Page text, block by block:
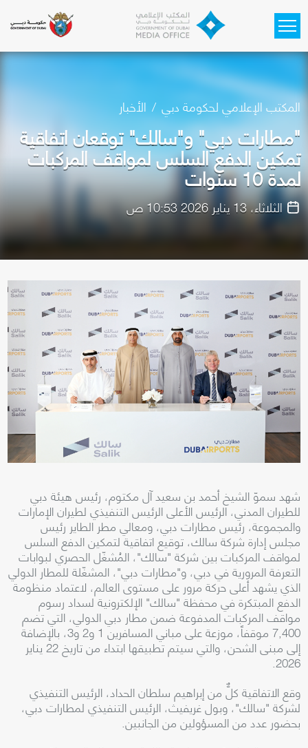
المكتب الإعلامي لحكومة دبي الأخبار
"مطارات دبي" و"سالك" توقعان اتفاقية
تمكين الدفع السلس لمواقف المركبات
لمدة 10 سنوات
الثلاثاء، 13 يناير 2026 10:53 ص
شهد سموّ الشيخ أحمد بن سعيد آل مكتوم، رئيس هيئة دبي
للطيران المدني، الرئيس الأعلى الرئيس التنفيذي لطيران الإمارات
والمجموعة، رئيس مطارات دبي، ومعالي مطر الطاير رئيس
مجلس إدارة شركة سالك، توقيع اتفاقية لتمكين الدفع السلس
لمواقف المركبات بين شركة "سالك"، المُشغّل الحصري لبوابات
التعرفة المرورية في دبي، و"مطارات دبي"، المشغّلة للمطار الدولي
الذي يشهد أعلى حركة مرور على مستوى العالم، لاعتماد منظومة
الدفع المبتكرة في محفظة "سالك" الإلكترونية لسداد رسوم
مواقف المركبات المدفوعة ضمن مطار دبي الدولي، التي تضم
7,400 موقفاً، موزعة على مباني المسافرين 1 و2 و3، بالإضافة
إلى مبنى الشحن، والتي سيتم تطبيقها ابتداء من تاريخ 22 يناير
2026.
وقع الاتفاقية كلٌّ من إبراهيم سلطان الحداد، الرئيس التنفيذي
لشركة "سالك"، وبول غريفيث، الرئيس التنفيذي لمطارات دبي،
بحضور عدد من المسؤولين من الجانبين.